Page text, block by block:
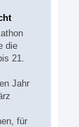
die
21.
Jahr
für